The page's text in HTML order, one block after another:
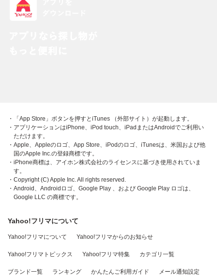
・「App Store」ボタンを押すとiTunes （外部サイト）が起動します。
・アプリケーションはiPhone、iPod touch、iPadまたはAndroidでご利用い
ただけます。
・Apple、Appleのロゴ、App Store、iPodのロゴ、iTunesは、米国および他
国のApple Inc.の登録商標です。
・iPhone商標は、アイホン株式会社のライセンスに基づき使用されていま
す。
・Copyright (C) Apple Inc. All rights reserved.
・Android、Androidロゴ、Google Play 、および Google Play ロゴは、
Google LLC の商標です。
Yahoo!フリマについて
Yahoo!フリマについて Yahoo!フリマからのお知らせ
Yahoo!フリマトピックス Yahoo!フリマ特集 カテゴリ一覧
ブランド一覧 ランキング かんたんご利用ガイド メール通知設定